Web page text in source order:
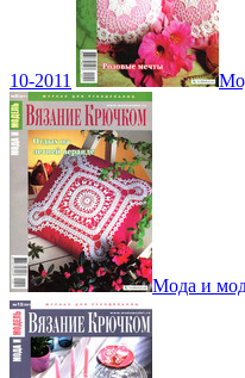
10-2011
Мода и